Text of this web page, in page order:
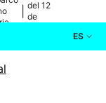
del 12
de
ES